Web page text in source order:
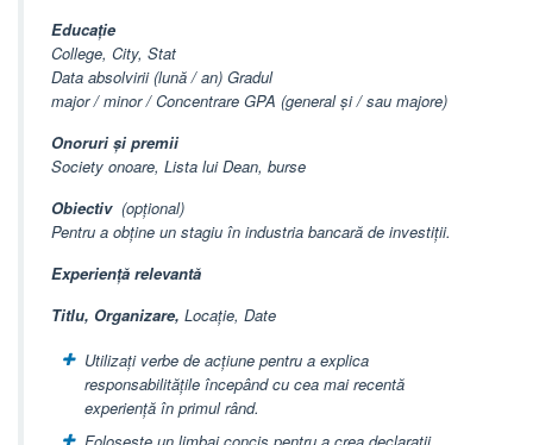
Educație
College, City, Stat
Data absolvirii (lună / an) Gradul
major / minor / Concentrare GPA (general și / sau majore)
Onoruri și premii
Society onoare, Lista lui Dean, burse
Obiectiv (opțional)
Pentru a obține un stagiu în industria bancară de investiții.
Experiență relevantă
Titlu, Organizare, Locație, Date
Utilizați verbe de acțiune pentru a explica
responsabilitățile începând cu cea mai recentă
experiență în primul rând.
Folosește un limbaj concis pentru a crea declarații